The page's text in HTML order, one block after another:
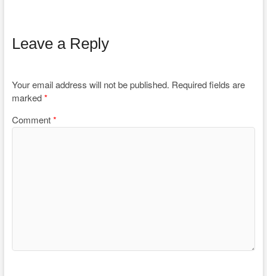
Leave a Reply
Your email address will not be published. Required fields are
marked*
Comment*